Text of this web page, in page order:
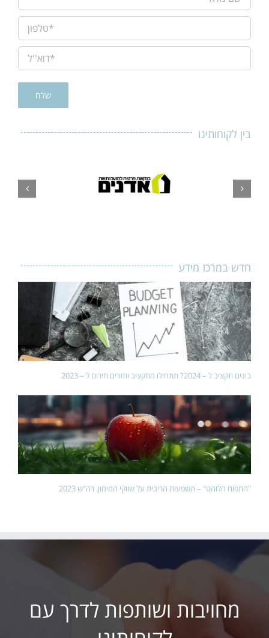
בין לקוחותינו
חדש במרכז מידע
בונים תקציב ל – 2024? תתחילו מתקציב ותזרים חירום ל – 2023
"התפוח הלוהט" – השפעות הריבית על שווקי המימון. רה"ש 2023
מחויבות ושותפות לדרך עם